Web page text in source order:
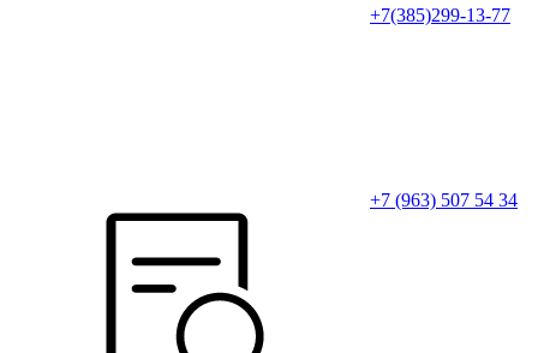
+7(385)299-13-77
+7 (963) 507 54 34